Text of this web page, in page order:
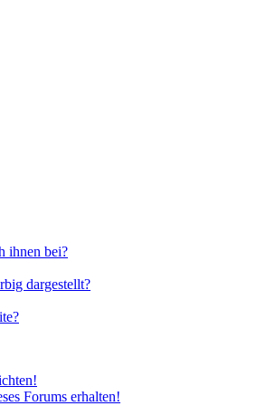
ihnen bei?
dargestellt?
Forums erhalten!